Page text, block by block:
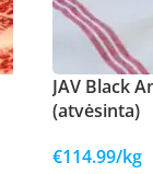
JAV Black
(atvėsinta)
€114.99/kg